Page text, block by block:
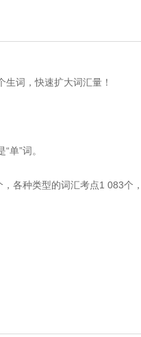
词，快速扩大词汇量！
单”词。
各种类型的词汇考点1 083个